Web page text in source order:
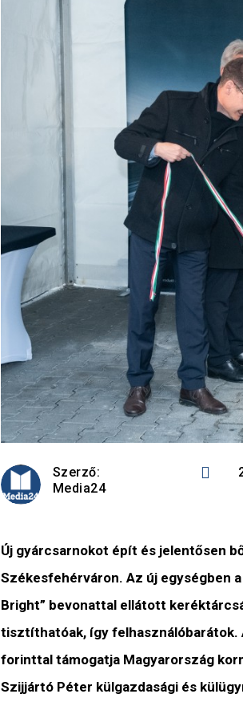
Szerző:
Media24

Új gyárcsarnokot épít és jelentősen
Székesfehérváron. Az új egységben
Bright” bevonattal ellátott
tisztíthatóak, így felhasználóbarátok.
forinttal támogatja Magyarország
Szijjártó Péter külgazdasági és